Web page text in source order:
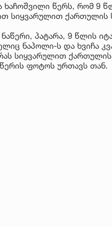
ხაჩოშვილი წერს, რომ 9
სიყვარულით ქართულის
პატარა, 9 წლის
ნაპოლი-ს და ხვიჩა
სიყვარულით
ფოტოს ურთავს თან.